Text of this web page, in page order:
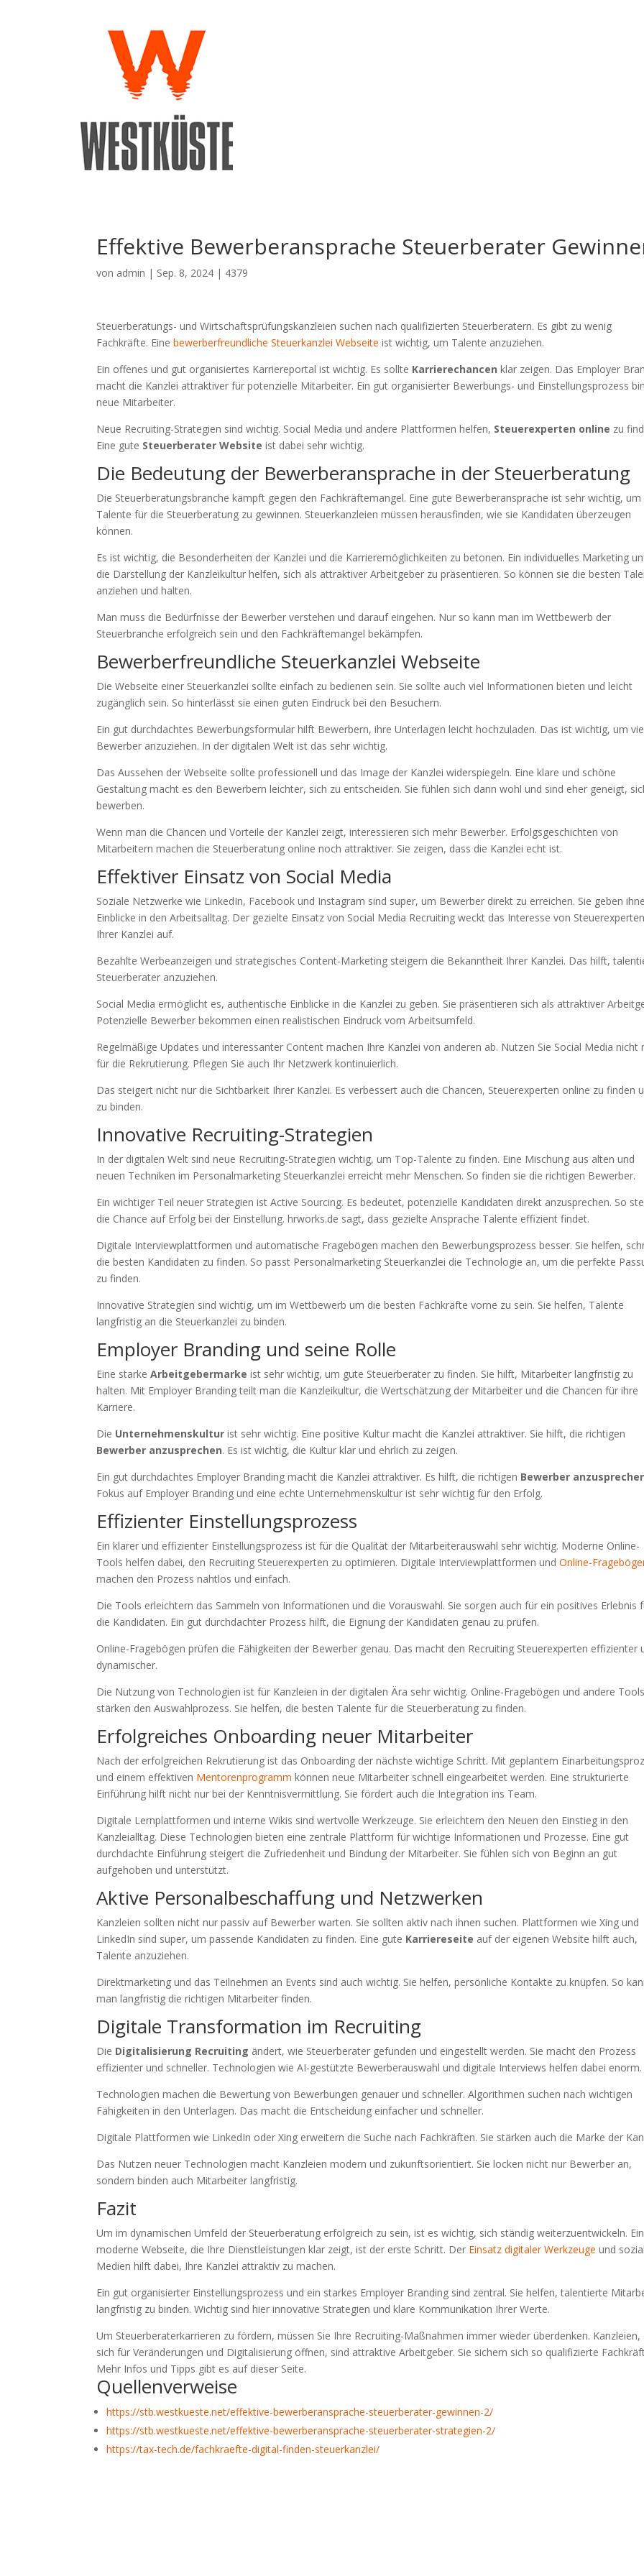
Effektive Bewerberansprache Steuerberater
von admin | Sep. 8, 2024 | 4379
Steuerberatungs- und Wirtschaftsprüfungskanzleien suchen nach qualifizierten Steuerberatern. Es gibt zu wenig
Fachkräfte. Einebewerberfreundliche Steuerkanzlei Webseite ist wichtig, um Talente anzuziehen.
Ein offenes und gut organisiertes Karriereportal ist wichtig. Es sollte Karrierechancen klar zeigen. Das Employer
macht die Kanzlei attraktiver für potenzielle Mitarbeiter. Ein gut organisierter Bewerbungs- und Einstellungsprozess
neue Mitarbeiter.
Neue Recruiting-Strategien sind wichtig. Social Media und andere Plattformen helfen, Steuerexperten online zu
Eine gute Steuerberater Website ist dabei sehr wichtig.
Die Bedeutung der Bewerberansprache in der Steuerberatung
Die Steuerberatungsbranche kämpft gegen den Fachkräftemangel. Eine gute Bewerberansprache ist sehr wichtig, um
Talente für die Steuerberatung zu gewinnen. Steuerkanzleien müssen herausfinden, wie sie Kandidaten überzeugen
können.
Es ist wichtig, die Besonderheiten der Kanzlei und die Karrieremöglichkeiten zu betonen. Ein individuelles Marketing
die Darstellung der Kanzleikultur helfen, sich als attraktiver Arbeitgeber zu präsentieren. So können sie die besten
anziehen und halten.
Man muss die Bedürfnisse der Bewerber verstehen und darauf eingehen. Nur so kann man im Wettbewerb der
Steuerbranche erfolgreich sein und den Fachkräftemangel bekämpfen.
Bewerberfreundliche Steuerkanzlei Webseite
Die Webseite einer Steuerkanzlei sollte einfach zu bedienen sein. Sie sollte auch viel Informationen bieten und leicht
zugänglich sein. So hinterlässt sie einen guten Eindruck bei den Besuchern.
Ein gut durchdachtes Bewerbungsformular hilft Bewerbern, ihre Unterlagen leicht hochzuladen. Das ist wichtig, um
Bewerber anzuziehen. In der digitalen Welt ist das sehr wichtig.
Das Aussehen der Webseite sollte professionell und das Image der Kanzlei widerspiegeln. Eine klare und schöne
Gestaltung macht es den Bewerbern leichter, sich zu entscheiden. Sie fühlen sich dann wohl und sind eher geneigt,
bewerben.
Wenn man die Chancen und Vorteile der Kanzlei zeigt, interessieren sich mehr Bewerber. Erfolgsgeschichten von
Mitarbeitern machen die Steuerberatung online noch attraktiver. Sie zeigen, dass die Kanzlei echt ist.
Effektiver Einsatz von Social Media
Soziale Netzwerke wie LinkedIn, Facebook und Instagram sind super, um Bewerber direkt zu erreichen. Sie geben
Einblicke in den Arbeitsalltag. Der gezielte Einsatz von Social Media Recruiting weckt das Interesse von
Ihrer Kanzlei auf.
Bezahlte Werbeanzeigen und strategisches Content-Marketing steigern die Bekanntheit Ihrer Kanzlei. Das hilft,
Steuerberater anzuziehen.
Social Media ermöglicht es, authentische Einblicke in die Kanzlei zu geben. Sie präsentieren sich als attraktiver
Potenzielle Bewerber bekommen einen realistischen Eindruck vom Arbeitsumfeld.
Regelmäßige Updates und interessanter Content machen Ihre Kanzlei von anderen ab. Nutzen Sie Social Media nicht
für die Rekrutierung. Pflegen Sie auch Ihr Netzwerk kontinuierlich.
Das steigert nicht nur die Sichtbarkeit Ihrer Kanzlei. Es verbessert auch die Chancen, Steuerexperten online zu finden
zu binden.
Innovative Recruiting-Strategien
In der digitalen Welt sind neue Recruiting-Strategien wichtig, um Top-Talente zu finden. Eine Mischung aus alten und
neuen Techniken im Personalmarketing Steuerkanzlei erreicht mehr Menschen. So finden sie die richtigen Bewerber.
Ein wichtiger Teil neuer Strategien ist Active Sourcing. Es bedeutet, potenzielle Kandidaten direkt anzusprechen. So
die Chance auf Erfolg bei der Einstellung. hrworks.de sagt, dass gezielte Ansprache Talente effizient findet.
Digitale Interviewplattformen und automatische Fragebögen machen den Bewerbungsprozess besser. Sie helfen,
die besten Kandidaten zu finden. So passt Personalmarketing Steuerkanzlei die Technologie an, um die perfekte
zu finden.
Innovative Strategien sind wichtig, um im Wettbewerb um die besten Fachkräfte vorne zu sein. Sie helfen, Talente
langfristig an die Steuerkanzlei zu binden.
Employer Branding und seine Rolle
Eine starkeArbeitgebermarke ist sehr wichtig, um gute Steuerberater zu finden. Sie hilft, Mitarbeiter langfristig zu
halten. Mit Employer Branding teilt man die Kanzleikultur, die Wertschätzung der Mitarbeiter und die Chancen für ihre
Karriere.
Die Unternehmenskultur ist sehr wichtig. Eine positive Kultur macht die Kanzlei attraktiver. Sie hilft, die richtigen
Bewerber anzusprechen. Es ist wichtig, die Kultur klar und ehrlich zu zeigen.
Ein gut durchdachtes Employer Branding macht die Kanzlei attraktiver. Es hilft, die richtigen Bewerber
Fokus auf Employer Branding und eine echte Unternehmenskultur ist sehr wichtig für den Erfolg.
Effizienter Einstellungsprozess
Ein klarer und effizienter Einstellungsprozess ist für die Qualität der Mitarbeiterauswahl sehr wichtig. Moderne Online-
Tools helfen dabei, den Recruiting Steuerexperten zu optimieren. Digitale Interviewplattformen undOnline-
machen den Prozess nahtlos und einfach.
Die Tools erleichtern das Sammeln von Informationen und die Vorauswahl. Sie sorgen auch für ein positives Erlebnis
die Kandidaten. Ein gut durchdachter Prozess hilft, die Eignung der Kandidaten genau zu prüfen.
Online-Fragebögen prüfen die Fähigkeiten der Bewerber genau. Das macht den Recruiting Steuerexperten effizienter
dynamischer.
Die Nutzung von Technologien ist für Kanzleien in der digitalen Ära sehr wichtig. Online-Fragebögen und andere Tools
stärken den Auswahlprozess. Sie helfen, die besten Talente für die Steuerberatung zu finden.
Erfolgreiches Onboarding neuer Mitarbeiter
Nach der erfolgreichen Rekrutierung ist das Onboarding der nächste wichtige Schritt. Mit geplantem
und einem effektiven Mentorenprogramm können neue Mitarbeiter schnell eingearbeitet werden. Eine strukturierte
Einführung hilft nicht nur bei der Kenntnisvermittlung. Sie fördert auch die Integration ins Team.
Digitale Lernplattformen und interne Wikis sind wertvolle Werkzeuge. Sie erleichtern den Neuen den Einstieg in den
Kanzleialltag. Diese Technologien bieten eine zentrale Plattform für wichtige Informationen und Prozesse. Eine gut
durchdachte Einführung steigert die Zufriedenheit und Bindung der Mitarbeiter. Sie fühlen sich von Beginn an gut
aufgehoben und unterstützt.
Aktive Personalbeschaffung und Netzwerken
Kanzleien sollten nicht nur passiv auf Bewerber warten. Sie sollten aktiv nach ihnen suchen. Plattformen wie Xing und
LinkedIn sind super, um passende Kandidaten zu finden. Eine gute Karriereseite auf der eigenen Website hilft auch,
Talente anzuziehen.
Direktmarketing und das Teilnehmen an Events sind auch wichtig. Sie helfen, persönliche Kontakte zu knüpfen. So
man langfristig die richtigen Mitarbeiter finden.
Digitale Transformation im Recruiting
Die Digitalisierung Recruiting ändert, wie Steuerberater gefunden und eingestellt werden. Sie macht den Prozess
effizienter und schneller. Technologien wie AI-gestützte Bewerberauswahl und digitale Interviews helfen dabei enorm.
Technologien machen die Bewertung von Bewerbungen genauer und schneller. Algorithmen suchen nach wichtigen
Fähigkeiten in den Unterlagen. Das macht die Entscheidung einfacher und schneller.
Digitale Plattformen wie LinkedIn oder Xing erweitern die Suche nach Fachkräften. Sie stärken auch die Marke der
Das Nutzen neuer Technologien macht Kanzleien modern und zukunftsorientiert. Sie locken nicht nur Bewerber an,
sondern binden auch Mitarbeiter langfristig.
Fazit
Um im dynamischen Umfeld der Steuerberatung erfolgreich zu sein, ist es wichtig, sich ständig weiterzuentwickeln.
moderne Webseite, die Ihre Dienstleistungen klar zeigt, ist der erste Schritt. Der Einsatz digitaler Werkzeuge und
Medien hilft dabei, Ihre Kanzlei attraktiv zu machen.
Ein gut organisierter Einstellungsprozess und ein starkes Employer Branding sind zentral. Sie helfen, talentierte
langfristig zu binden. Wichtig sind hier innovative Strategien und klare Kommunikation Ihrer Werte.
Um Steuerberaterkarrieren zu fördern, müssen Sie Ihre Recruiting-Maßnahmen immer wieder überdenken. Kanzleien,
sich für Veränderungen und Digitalisierung öffnen, sind attraktive Arbeitgeber. Sie sichern sich so qualifizierte
Mehr Infos und Tipps gibt es auf dieser Seite.
Quellenverweise
https://stb.westkueste.net/effektive-bewerberansprache-steuerberater-gewinnen-2/
https://stb.westkueste.net/effektive-bewerberansprache-steuerberater-strategien-2/
https://tax-tech.de/fachkraefte-digital-finden-steuerkanzlei/